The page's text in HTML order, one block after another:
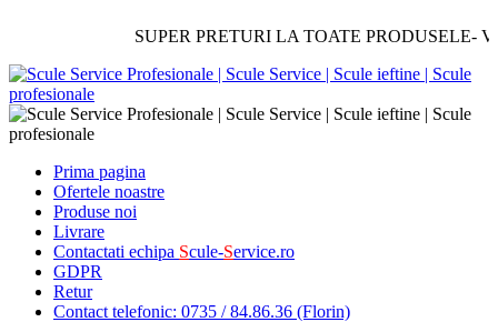
SUPER PRETURI LA TOATE PRODUSELE-
Prima pagina
Ofertele noastre
Produse noi
Livrare
Contactati echipa Scule-Service.ro
GDPR
Retur
Contact telefonic: 0735 / 84.86.36 (Florin)